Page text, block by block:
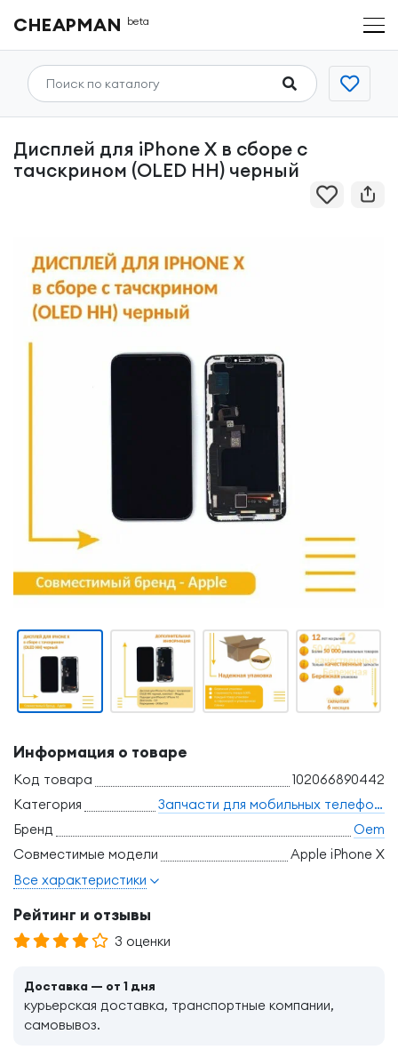
CHEAPMAN beta
Дисплей для iPhone X в сборе с
тачскрином (OLED HH) черный
Информация о товаре
Код товара
102066890442
Категория
Запчасти для мобильных телефонов
Бренд
Oem
Совместимые модели
Apple iPhone X
Все характеристики
Рейтинг и отзывы
3 оценки
Доставка — от 1 дня
курьерская доставка, транспортные компании,
самовывоз.